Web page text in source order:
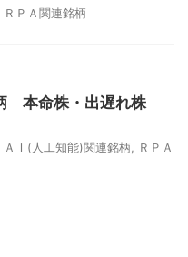
ＲＰＡ関連銘柄
本命株・出遅れ株
ＡＩ(人工知能)関連銘柄
ＲＰＡ